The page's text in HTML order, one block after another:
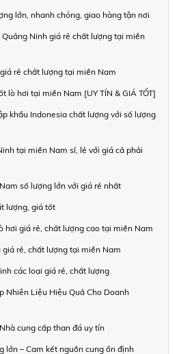
lớn, nhanh chóng, giao hàng tận nơi
Ninh giá rẻ chất lượng tại miền
rẻ chất lượng tại miền Nam
lò hơi tại miền Nam [UY TÍN & GIÁ TỐT]
khẩu Indonesia chất lượng với số lượng
tại miền Nam sỉ, lẻ với giá cả phải
số lượng lớn với giá rẻ nhất
lượng, giá tốt
hơi giá rẻ, chất lượng cao tại miền Nam
rẻ, chất lượng tại miền Nam
các loại giá rẻ, chất lượng
Nhiên Liệu Hiệu Quả Cho Doanh
cung cấp than đá uy tín
lớn – Cam kết nguồn cung ổn định